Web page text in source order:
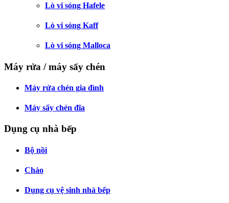
Lò vi sóng Hafele
Lò vi sóng Kaff
Lò vi sóng Malloca
Máy rửa / máy sấy chén
Máy rửa chén gia đình
Máy sấy chén đĩa
Dụng cụ nhà bếp
Bộ nồi
Chảo
Dụng cụ vệ sinh nhà bếp